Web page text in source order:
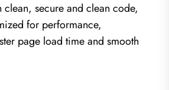
clean, secure and clean code,
for performance,
page load time and smooth